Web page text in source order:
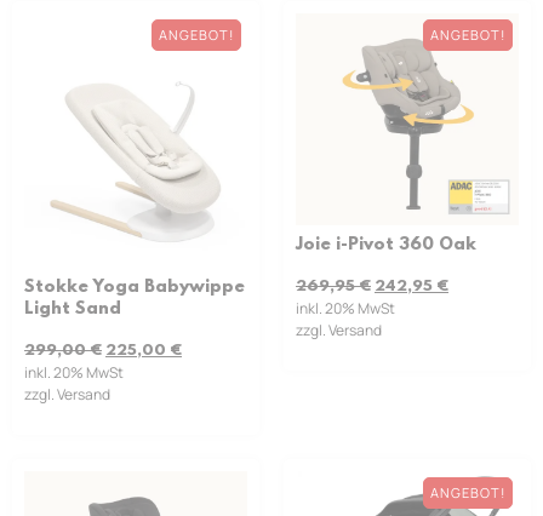
ANGEBOT!
Stokke Yoga Babywippe
Light Sand
299,00€ 225,00 €
inkl. 20% MwSt
zzgl. Versand
ANGEBOT!
Joie i-Pivot 360 Oak
269,95€ 242,95 €
inkl. 20% MwSt
zzgl. Versand
ANGEBOT!